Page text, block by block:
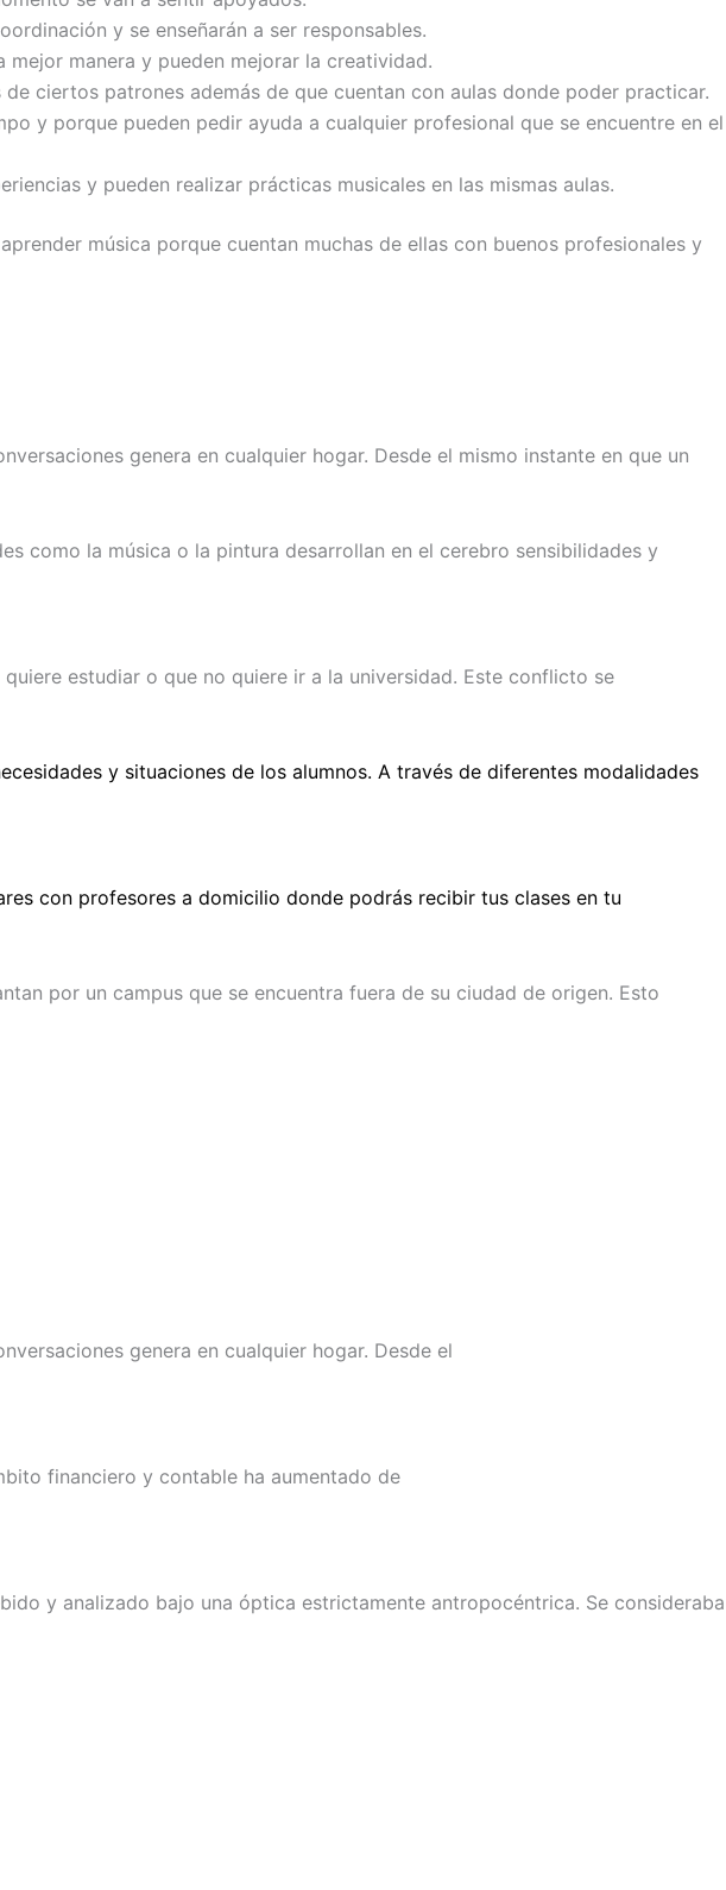
y se enseñarán a ser responsables.
mejor manera y pueden mejorar la creatividad.
ciertos patrones además de que cuentan con aulas donde poder practicar.
y porque pueden pedir ayuda a cualquier profesional que se encuentre en el
y pueden realizar prácticas musicales en las mismas aulas.
música porque cuentan muchas de ellas con buenos profesionales y
genera en cualquier hogar. Desde el mismo instante en que un
como la música o la pintura desarrollan en el cerebro sensibilidades y
estudiar o que no quiere ir a la universidad. Este conflicto se
y situaciones de los alumnos. A través de diferentes modalidades
con profesores a domicilio donde podrás recibir tus clases en tu
por un campus que se encuentra fuera de su ciudad de origen. Esto
genera en cualquier hogar. Desde el
financiero y contable ha aumentado de
y analizado bajo una óptica estrictamente antropocéntrica. Se consideraba